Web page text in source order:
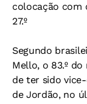
colocação com
27.º
Segundo
Mello, o 83.º
de ter sido
de Jordão, no